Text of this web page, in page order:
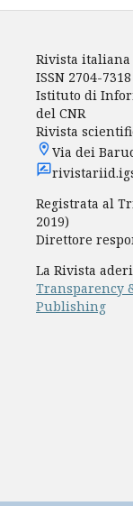
Rivista
ISSN 2704-7318
Istituto di
del CNR
Rivista
Via dei
Registrata al
2019)
Direttore
La Rivista
Transparency
Publishing